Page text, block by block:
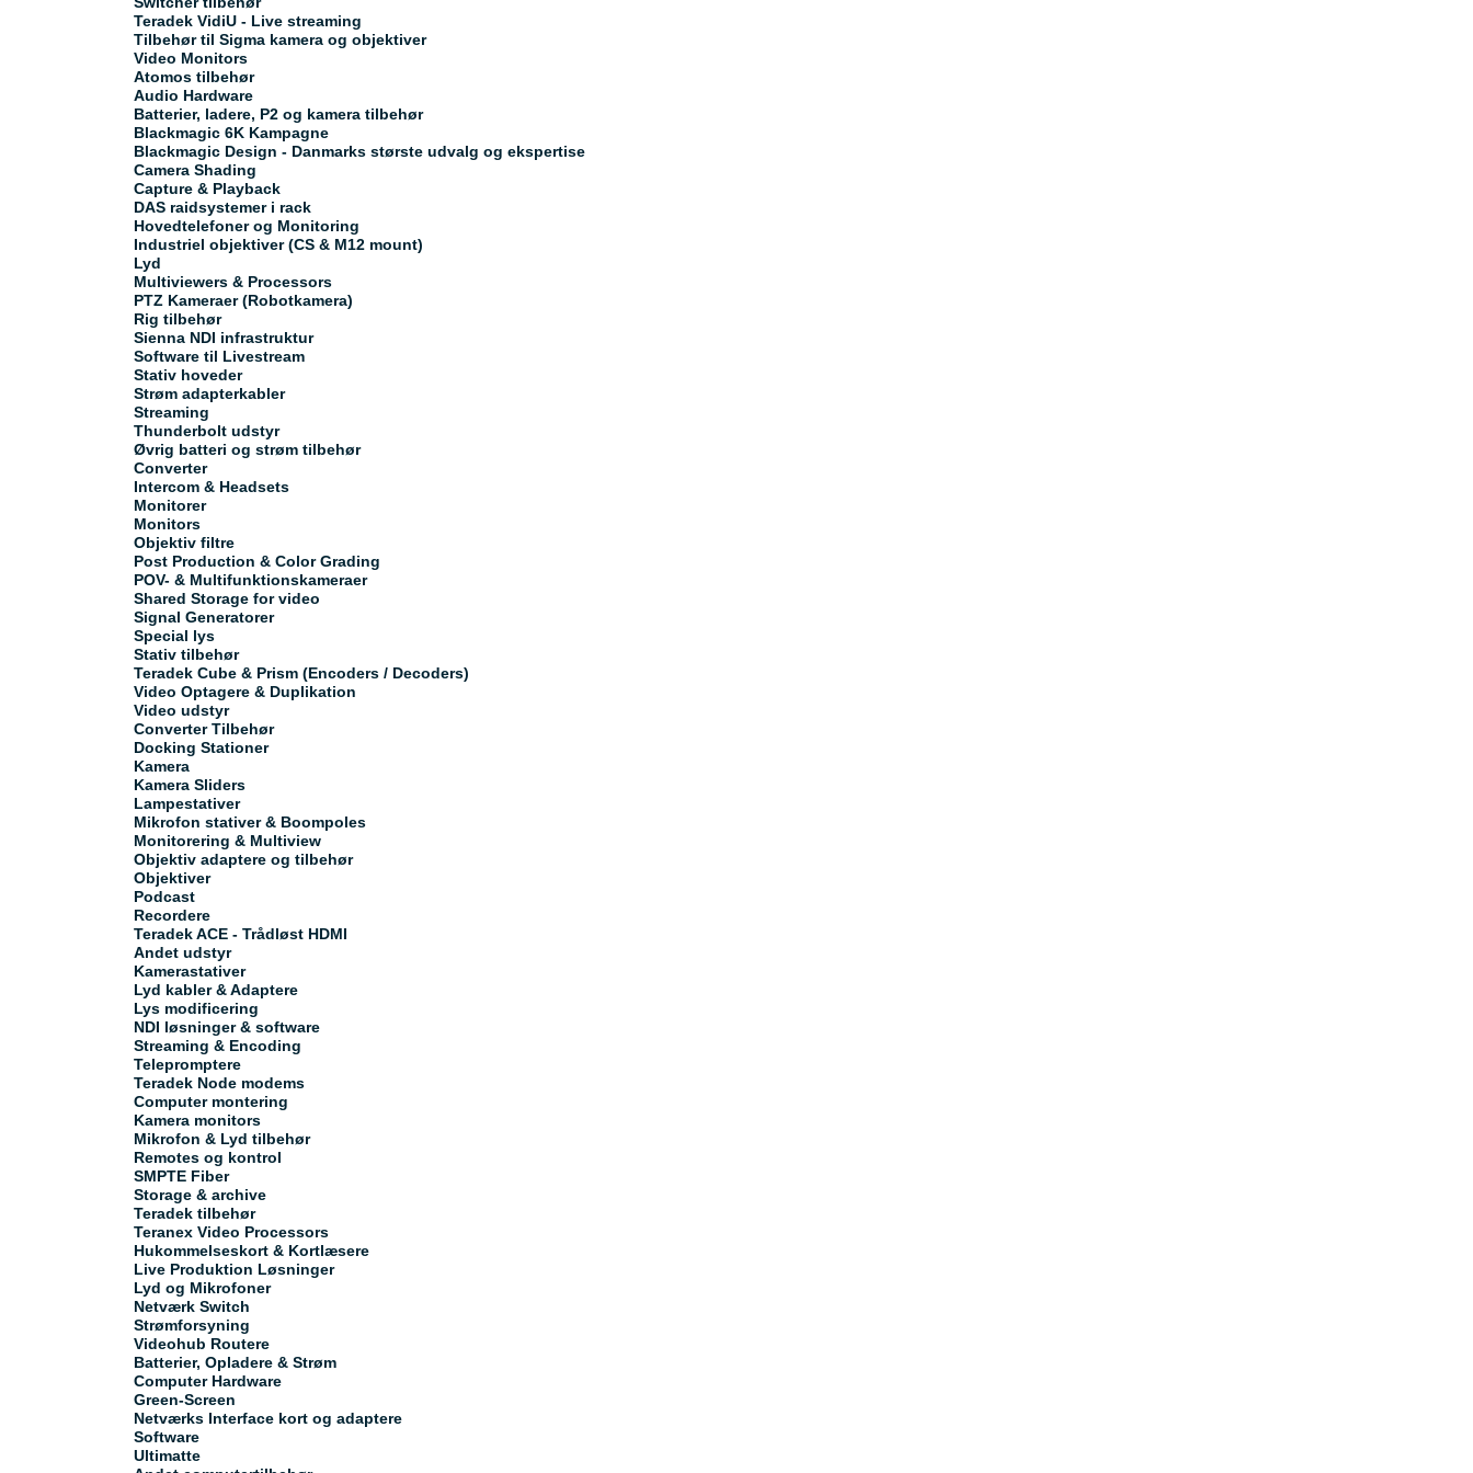
Teradek VidiU - Live streaming
Tilbehør til Sigma kamera og objektiver
Video Monitors
Atomos tilbehør
Audio Hardware
Batterier, ladere, P2 og kamera tilbehør
Blackmagic 6K Kampagne
Blackmagic Design - Danmarks største udvalg og ekspertise
Camera Shading
Capture & Playback
DAS raidsystemer i rack
Hovedtelefoner og Monitoring
Industriel objektiver (CS & M12 mount)
Lyd
Multiviewers & Processors
PTZ Kameraer (Robotkamera)
Rig tilbehør
Sienna NDI infrastruktur
Software til Livestream
Stativ hoveder
Strøm adapterkabler
Streaming
Thunderbolt udstyr
Øvrig batteri og strøm tilbehør
Converter
Intercom & Headsets
Monitorer
Monitors
Objektiv filtre
Post Production & Color Grading
POV- & Multifunktionskameraer
Shared Storage for video
Signal Generatorer
Special lys
Stativ tilbehør
Teradek Cube & Prism (Encoders / Decoders)
Video Optagere & Duplikation
Video udstyr
Converter Tilbehør
Docking Stationer
Kamera
Kamera Sliders
Lampestativer
Mikrofon stativer & Boompoles
Monitorering & Multiview
Objektiv adaptere og tilbehør
Objektiver
Podcast
Recordere
Teradek ACE - Trådløst HDMI
Andet udstyr
Kamerastativer
Lyd kabler & Adaptere
Lys modificering
NDI løsninger & software
Streaming & Encoding
Telepromptere
Teradek Node modems
Computer montering
Kamera monitors
Mikrofon & Lyd tilbehør
Remotes og kontrol
SMPTE Fiber
Storage & archive
Teradek tilbehør
Teranex Video Processors
Hukommelseskort & Kortlæsere
Live Produktion Løsninger
Lyd og Mikrofoner
Netværk Switch
Strømforsyning
Videohub Routere
Batterier, Opladere & Strøm
Computer Hardware
Green-Screen
Netværks Interface kort og adaptere
Software
Ultimatte